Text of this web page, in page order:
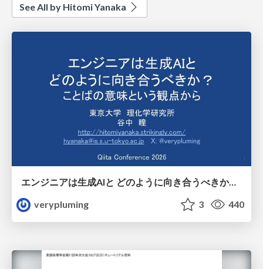
See All by Hitomi Yanaka
エンジニアは生成AIと どのように向き合うべきか？ ことばの意味という観点から
verypluming
3 440